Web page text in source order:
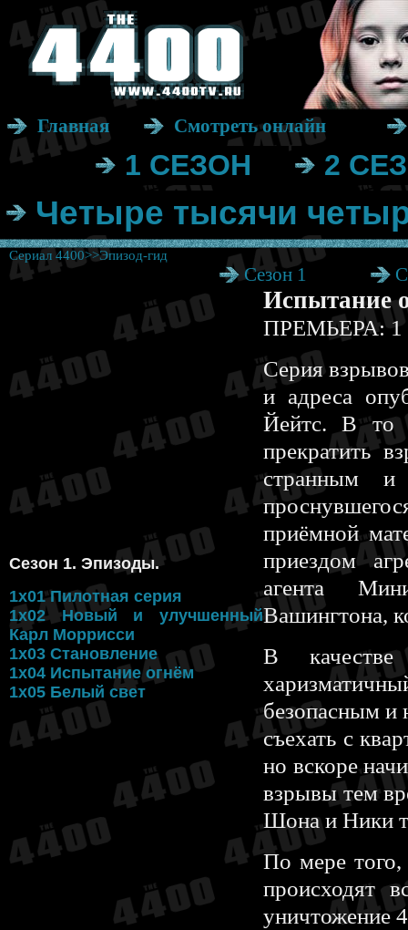
Главная Смотреть онлайн
1 СЕЗОН 2
Четыре тысячи
Сериал 4400>>Эпизод-гид
Сезон 1
Сезон 1. Эпизоды.
1x01 Пилотная серия
1x02 Новый и улучшенный
Карл Моррисси
1x03 Становление
1x04 Испытание огнём
1x05 Белый свет
Испытание
ПРЕМЬЕРА: 1
Серия
и адреса
Йейтс. В то
прекратить
странным и
приёмной
приездом
агента
Вашингтона,
В
безопасным
съехать с
но вскоре
взрывы тем
Шона и Ники
По мере того,
происходят
уничтожение